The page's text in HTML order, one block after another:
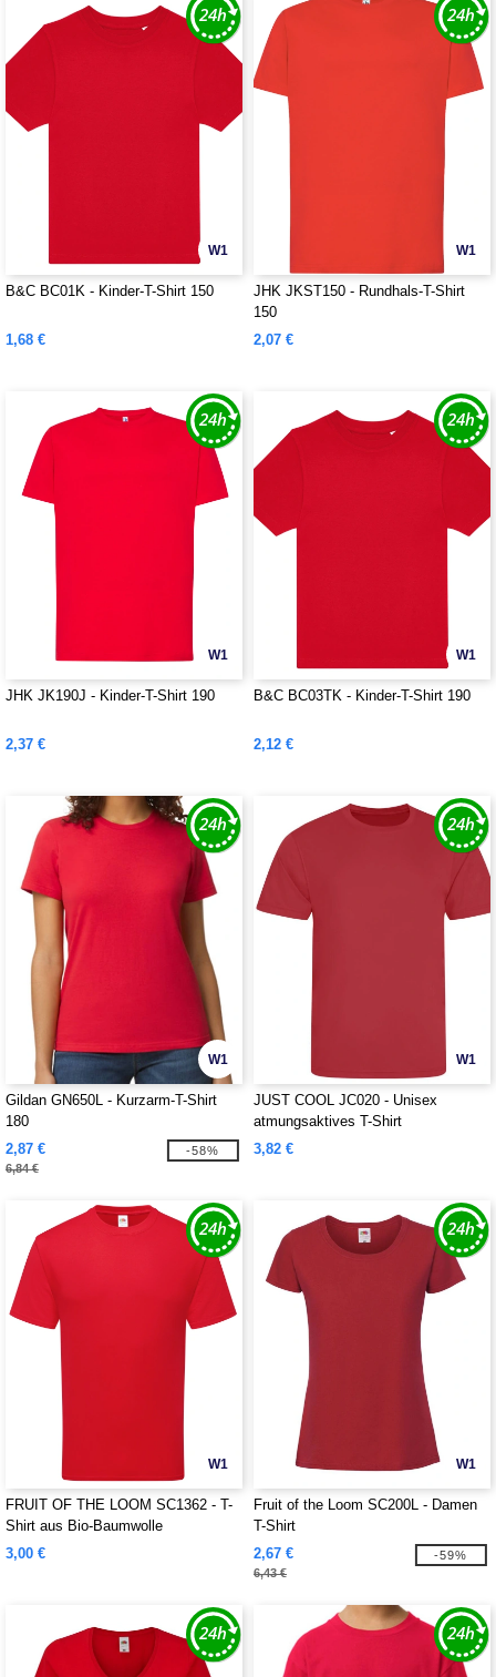
W1
B&C BC01K - Kinder-T-Shirt 150
1,68 €
W1
JHK JKST150 - Rundhals-T-Shirt
150
2,07 €
W1
JHK JK190J - Kinder-T-Shirt 190
2,37 €
W1
B&C BC03TK - Kinder-T-Shirt 190
2,12 €
W1
Gildan GN650L - Kurzarm-T-Shirt
180
2,87 €
6,84 €
-58%
W1
JUST COOL JC020 - Unisex
atmungsaktives T-Shirt
3,82 €
W1
FRUIT OF THE LOOM SC1362 - T-
Shirt aus Bio-Baumwolle
3,00 €
W1
Fruit of the Loom SC200L - Damen
T-Shirt
2,67 €
6,43 €
-59%